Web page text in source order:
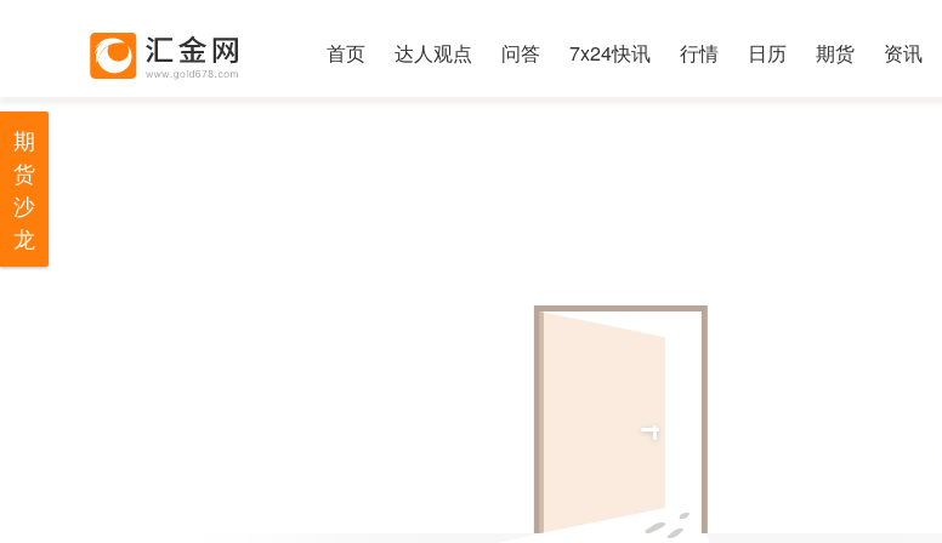
首页 达人观点 问答 7x24快讯 行情 日历 期货 资讯
期
货
沙
龙